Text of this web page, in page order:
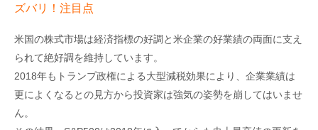
ズバリ！注目点
米国の株式市場は経済指標の好調と米企業の好業績の両面に支え
られて絶好調を維持しています。
2018年もトランプ政権による大型減税効果により、企業業績は
更によくなるとの見方から投資家は強気の姿勢を崩してはいませ
ん。